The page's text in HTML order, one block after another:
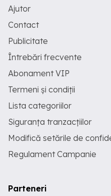
Ajutor
Contact
Publicitate
Întrebări frecvente
Abonament VIP
Termeni și condiții
Lista categoriilor
Siguranța tranzacțiilor
Modifică setările de
Regulament Campanie
Parteneri